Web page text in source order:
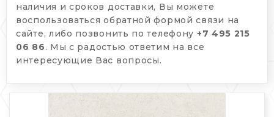
наличия и сроков доставки, Вы можете
воспользоваться обратной формой связи на
сайте, либо позвонить по телефону +7 495 215
06 86. Мы с радостью ответим на все
интересующие Вас вопросы.